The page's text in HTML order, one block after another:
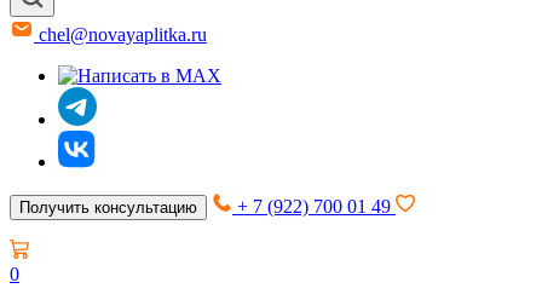
chel@novayaplitka.ru
Получить консультацию + 7 (922) 700 01 49
0